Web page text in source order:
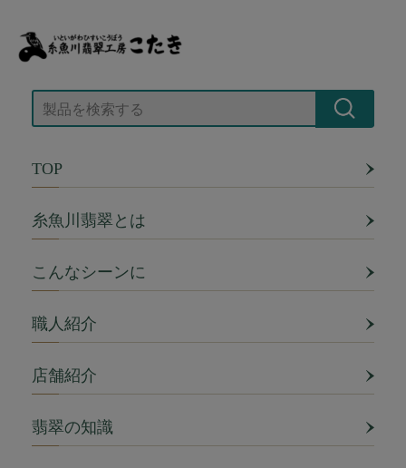
TOP
糸魚川翡翠とは
こんなシーンに
職人紹介
店舗紹介
翡翠の知識